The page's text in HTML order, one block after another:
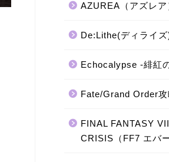
AZUREA（アズレ
De:Lithe(ディライ
Echocalypse -緋紅
Fate/Grand Order攻
FINAL FANTASY
CRISIS（FF7 エバ